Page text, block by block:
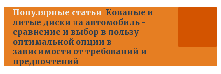
Популярные статьи Кованые и
литые диски на автомобиль -
сравнение и выбор в пользу
оптимальной опции в
зависимости от требований и
предпочтений